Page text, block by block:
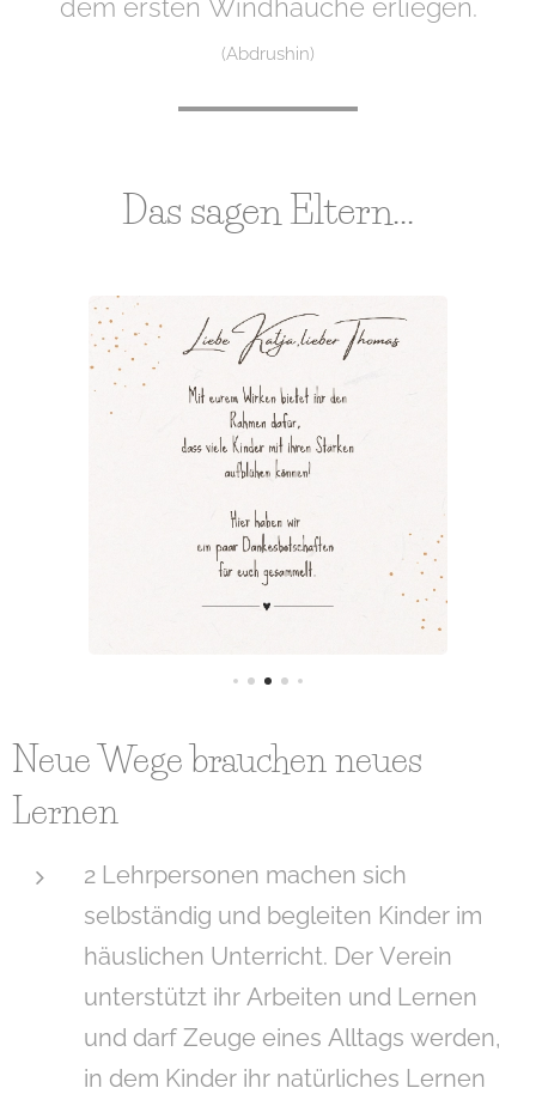
dem ersten Windhauche erliegen.
(Abdrushin)
Das sagen Eltern...
Neue Wege brauchen neues
Lernen
2 Lehrpersonen machen sich
selbständig und begleiten Kinder im
häuslichen Unterricht. Der Verein
unterstützt ihr Arbeiten und Lernen
und darf Zeuge eines Alltags werden,
in dem Kinder ihr natürliches Lernen